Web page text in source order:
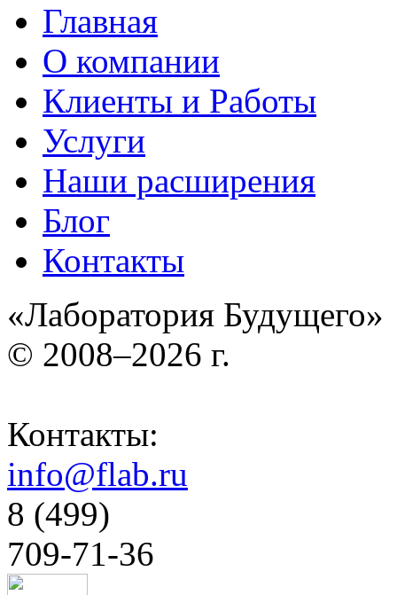
Главная
О компании
Клиенты и Работы
Услуги
Наши расширения
Блог
Контакты
«Лаборатория Будущего»
© 2008–2026 г.
Контакты:
info@flab.ru
8 (499)
709-71-36